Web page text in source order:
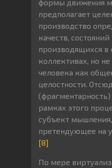
формы движения
предполагает
производство
качеств,
производящихся в
коллективах, но
человека как
целостности.
(фрагментарность)
рамках этого
субъект
претендующее на
[8]
По мере